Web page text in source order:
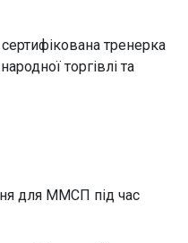
тренерка
торгівлі та
для ММСП під час